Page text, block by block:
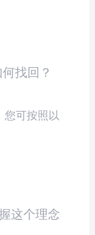
找回？
您可按照以
这个理念